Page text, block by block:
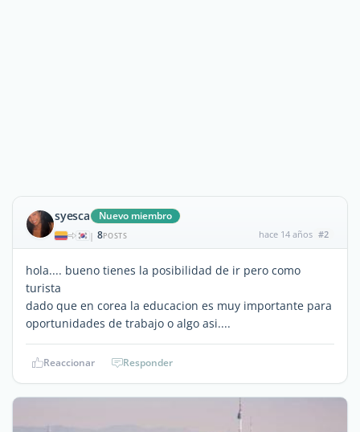
syesca Nuevo miembro
| 8POSTS hace 14 años #2
hola.... bueno tienes la posibilidad de ir pero como
turista
dado que en corea la educacion es muy importante para
oportunidades de trabajo o algo asi....
Reaccionar Responder